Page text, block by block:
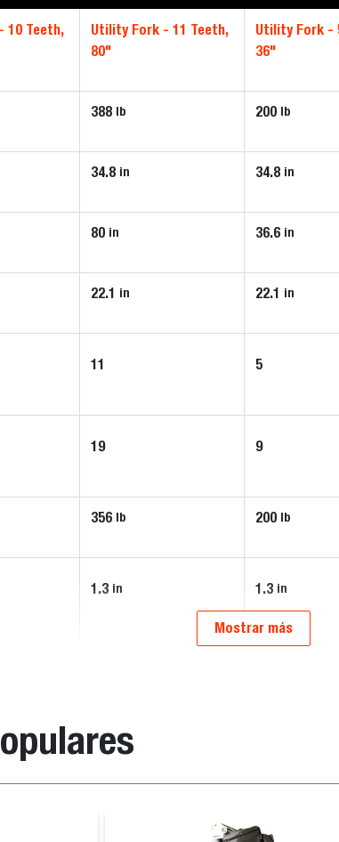
10 Teeth,
Utility Fork - 11 Teeth,
80"
Utility Fork -
36"
388 lb 200 lb
34.8 in 34.8 in
80 in 36.6 in
22.1 in 22.1 in
11 5
19 9
356 lb 200 lb
1.3 in 1.3 in
Mostrar más